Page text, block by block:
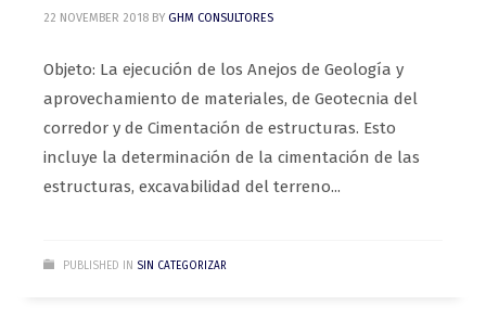
22 NOVEMBER 2018 BY GHM CONSULTORES
Objeto: La ejecución de los Anejos de Geología y
aprovechamiento de materiales, de Geotecnia del
corredor y de Cimentación de estructuras. Esto
incluye la determinación de la cimentación de las
estructuras, excavabilidad del terreno...
PUBLISHED IN SIN CATEGORIZAR